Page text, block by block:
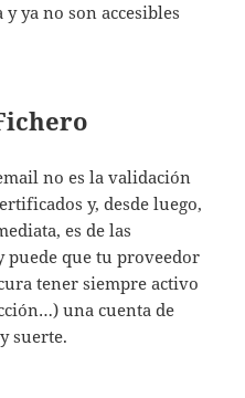
ya no son accesibles
no es la validación
y, desde luego,
es de las
puede que tu proveedor
tener siempre activo
una cuenta de
suerte.